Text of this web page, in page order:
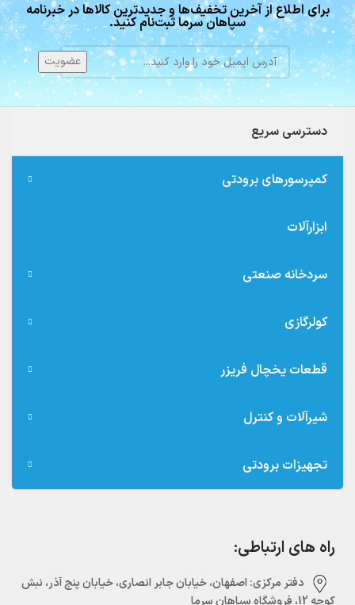
برای اطلاع از آخرین تخفیف‌ها و جدیدترین کالاها در خبرنامه
سپاهان سرما ثبت‌نام کنید.
دسترسی سریع
کمپرسورهای برودتی
ابزارآلات
سردخانه صنعتی
کولرگازی
قطعات یخچال فریزر
شیرآلات و کنترل
تجهیزات برودتی
راه های ارتباطی:
دفتر مرکزی:‌ اصفهان، خیابان جابر انصاری، خیابان پنج آذر، نبش
کوچه 12، فروشگاه سپاهان سرما